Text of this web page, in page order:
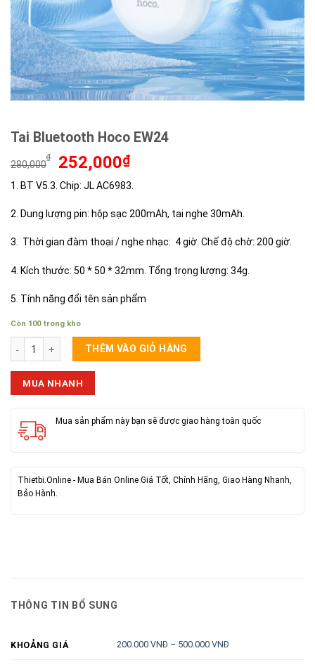
Tai Bluetooth Hoco EW24
280,000
₫
Giá
là:
252,000₫Giá
tại
252,000₫.
1. BT V5.3. Chip: JL AC6983.
2. Dung lượng pin: hộp sạc 200mAh, tai nghe 30mAh.
3. Thời gian đàm thoại / nghe nhạc: 4 giờ. Chế độ chờ: 200 giờ.
4. Kích thước: 50 * 50 * 32mm. Tổng trọng lượng: 34g.
5. Tính năng đổi tên sản phẩm
Còn 100 trong kho
Tai Bluetooth Hoco EW24 số lượng
THÊM VÀO GIỎ HÀNG
MUA NHANH
Mua sản phẩm này bạn sẽ được giao hàng toàn quốc
Thietbi.Online - Mua Bán Online Giá Tốt, Chính Hãng, Giao Hàng Nhanh,
Bảo Hành.
THÔNG TIN BỔ SUNG
KHOẢNG GIÁ 200.000 VNĐ – 500.000 VNĐ